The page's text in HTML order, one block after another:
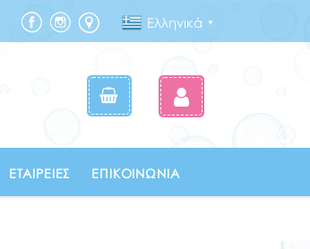
Ελληνικά ▼
ΕΤΑΙΡΕΊΕΣ ΕΠΙΚΟΙΝΩΝΊΑ